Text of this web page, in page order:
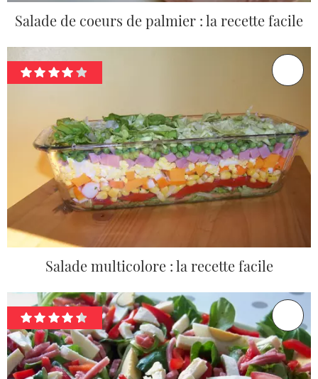
Salade de coeurs de palmier : la recette facile
Salade multicolore : la recette facile